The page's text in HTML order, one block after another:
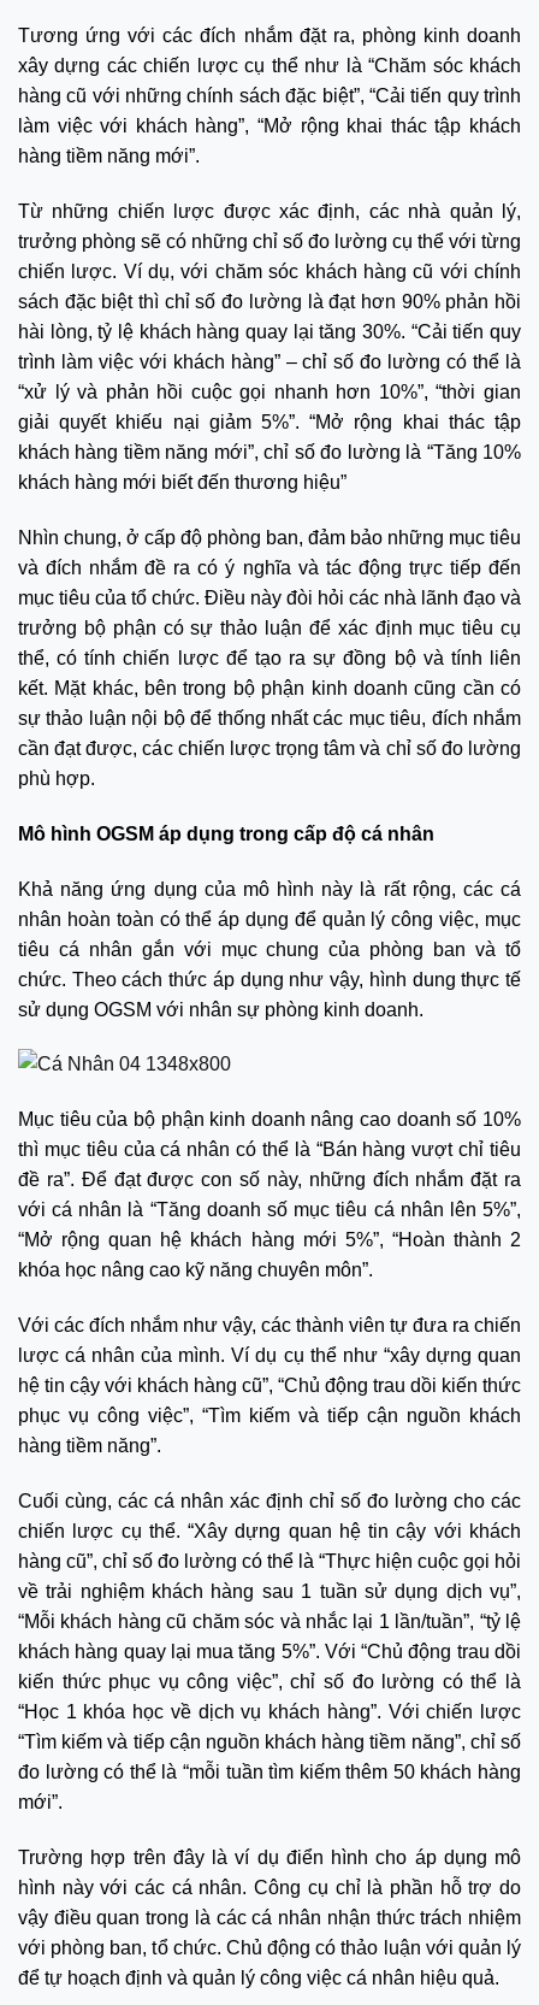
Tương ứng với các đích nhắm đặt ra, phòng kinh doanh
xây dựng các chiến lược cụ thể như là “Chăm sóc khách
hàng cũ với những chính sách đặc biệt”, “Cải tiến quy trình
làm việc với khách hàng”, “Mở rộng khai thác tập khách
hàng tiềm năng mới”.
Từ những chiến lược được xác định, các nhà quản lý,
trưởng phòng sẽ có những chỉ số đo lường cụ thể với từng
chiến lược. Ví dụ, với chăm sóc khách hàng cũ với chính
sách đặc biệt thì chỉ số đo lường là đạt hơn 90% phản hồi
hài lòng, tỷ lệ khách hàng quay lại tăng 30%. “Cải tiến quy
trình làm việc với khách hàng” – chỉ số đo lường có thể là
“xử lý và phản hồi cuộc gọi nhanh hơn 10%”, “thời gian
giải quyết khiếu nại giảm 5%”. “Mở rộng khai thác tập
khách hàng tiềm năng mới”, chỉ số đo lường là “Tăng 10%
khách hàng mới biết đến thương hiệu”
Nhìn chung, ở cấp độ phòng ban, đảm bảo những mục tiêu
và đích nhắm đề ra có ý nghĩa và tác động trực tiếp đến
mục tiêu của tổ chức. Điều này đòi hỏi các nhà lãnh đạo và
trưởng bộ phận có sự thảo luận để xác định mục tiêu cụ
thể, có tính chiến lược để tạo ra sự đồng bộ và tính liên
kết. Mặt khác, bên trong bộ phận kinh doanh cũng cần có
sự thảo luận nội bộ để thống nhất các mục tiêu, đích nhắm
cần đạt được, các chiến lược trọng tâm và chỉ số đo lường
phù hợp.
Mô hình OGSM áp dụng trong cấp độ cá nhân
Khả năng ứng dụng của mô hình này là rất rộng, các cá
nhân hoàn toàn có thể áp dụng để quản lý công việc, mục
tiêu cá nhân gắn với mục chung của phòng ban và tổ
chức. Theo cách thức áp dụng như vậy, hình dung thực tế
sử dụng OGSM với nhân sự phòng kinh doanh.
Mục tiêu của bộ phận kinh doanh nâng cao doanh số 10%
thì mục tiêu của cá nhân có thể là “Bán hàng vượt chỉ tiêu
đề ra”. Để đạt được con số này, những đích nhắm đặt ra
với cá nhân là “Tăng doanh số mục tiêu cá nhân lên 5%”,
“Mở rộng quan hệ khách hàng mới 5%”, “Hoàn thành 2
khóa học nâng cao kỹ năng chuyên môn”.
Với các đích nhắm như vậy, các thành viên tự đưa ra chiến
lược cá nhân của mình. Ví dụ cụ thể như “xây dựng quan
hệ tin cậy với khách hàng cũ”, “Chủ động trau dồi kiến thức
phục vụ công việc”, “Tìm kiếm và tiếp cận nguồn khách
hàng tiềm năng”.
Cuối cùng, các cá nhân xác định chỉ số đo lường cho các
chiến lược cụ thể. “Xây dựng quan hệ tin cậy với khách
hàng cũ”, chỉ số đo lường có thể là “Thực hiện cuộc gọi hỏi
về trải nghiệm khách hàng sau 1 tuần sử dụng dịch vụ”,
“Mỗi khách hàng cũ chăm sóc và nhắc lại 1 lần/tuần”, “tỷ lệ
khách hàng quay lại mua tăng 5%”. Với “Chủ động trau dồi
kiến thức phục vụ công việc”, chỉ số đo lường có thể là
“Học 1 khóa học về dịch vụ khách hàng”. Với chiến lược
“Tìm kiếm và tiếp cận nguồn khách hàng tiềm năng”, chỉ số
đo lường có thể là “mỗi tuần tìm kiếm thêm 50 khách hàng
mới”.
Trường hợp trên đây là ví dụ điển hình cho áp dụng mô
hình này với các cá nhân. Công cụ chỉ là phần hỗ trợ do
vậy điều quan trong là các cá nhân nhận thức trách nhiệm
với phòng ban, tổ chức. Chủ động có thảo luận với quản lý
để tự hoạch định và quản lý công việc cá nhân hiệu quả.